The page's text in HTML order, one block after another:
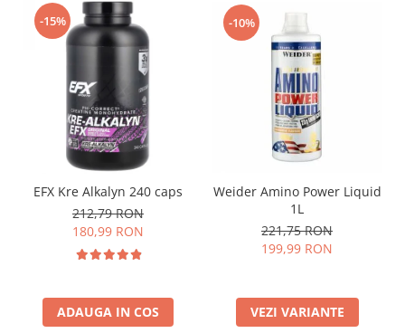
-15%
EFX Kre Alkalyn 240 caps
212,79 RON
180,99 RON
ADAUGA IN COS
-10%
Weider Amino Power Liquid
1L
221,75 RON
199,99 RON
VEZI VARIANTE